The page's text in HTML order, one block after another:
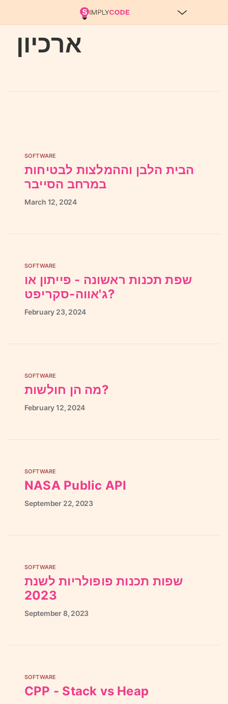
ארכיון
SOFTWARE
הבית הלבן וההמלצות לבטיחות
במרחב הסייבר
March 12, 2024
SOFTWARE
שפת תכנות ראשונה - פייתון או
ג'אווה-סקריפט?
February 23, 2024
SOFTWARE
מה הן חולשות?
February12, 2024
SOFTWARE
NASA Public API
September22, 2023
SOFTWARE
שפות תכנות פופולריות לשנת
2023
September8, 2023
SOFTWARE
CPP - Stack vs Heap